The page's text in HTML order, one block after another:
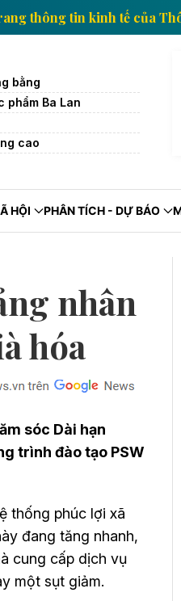
Trang thông tin kinh
bằng
phẩm Ba Lan
cao
HỘI PHÂN TÍCH - DỰ BÁO
nhân
hóa
sóc Dài hạn
trình đào tạo PSW
thống phúc lợi xã
đang tăng nhanh,
cung cấp dịch vụ
một sụt giảm.